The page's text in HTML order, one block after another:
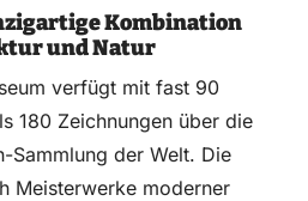
Kombination
und Natur
verfügt mit fast 90
180 Zeichnungen über die
Sammlung der Welt. Die
Meisterwerke moderner